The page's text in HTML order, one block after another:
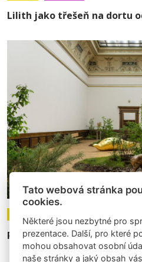
Lilith jako třešeň na dortu
Radikálně naivní něha v
Tato webová stránka
cookies.
Některé jsou nezbytné pro
prezentace. Další, pro které
mohou obsahovat osobní
naše stránky a jaký obsah